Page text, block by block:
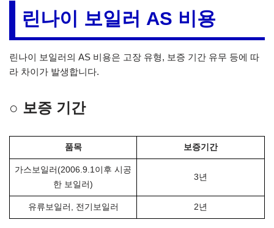
린나이 보일러 AS 비용
린나이 보일러의 AS 비용은 고장 유형, 보증 기간 유무 등에 따
라 차이가 발생합니다.
○ 보증 기간
품목 보증기간
가스보일러(2006.9.1이후 시공
한 보일러)
3년
유류보일러, 전기보일러 2년